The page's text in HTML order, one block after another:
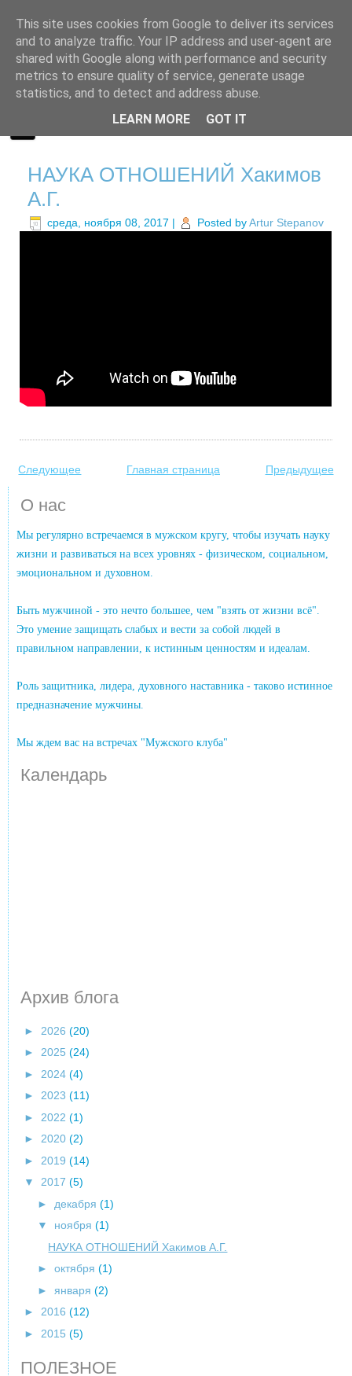
НАУКА ОТНОШЕНИЙ Хакимов
А.Г.
среда, ноября 08, 2017 | Posted byArtur Stepanov
Следующее Предыдущее
Главная страница
О нас
Мы регулярно встречаемся в мужском кругу, чтобы изучать науку
жизни и развиваться на всех уровнях - физическом, социальном,
эмоциональном и духовном.
Быть мужчиной - это нечто большее, чем "взять от жизни всё".
Это умение защищать слабых и вести за собой людей в
правильном направлении, к истинным ценностям и идеалам.
Роль защитника, лидера, духовного наставника - таково истинное
предназначение мужчины.
Мы ждем вас на встречах "Мужского клуба"
Календарь
Архив блога
► 2026(20)
► 2025(24)
► 2024(4)
► 2023(11)
► 2022(1)
► 2020(2)
► 2019(14)
▼ 2017(5)
► декабря(1)
▼ ноября(1)
НАУКА ОТНОШЕНИЙ Хакимов А.Г.
►октября(1)
►января(2)
► 2016(12)
► 2015(5)
ПОЛЕЗНОЕ
This site uses cookies from Google to deliver its services
and to analyze traffic. Your IP address and user-agent are
shared with Google along with performance and security
metrics to ensure quality of service, generate usage
statistics, and to detect and address abuse.
LEARN MORE
GOT IT